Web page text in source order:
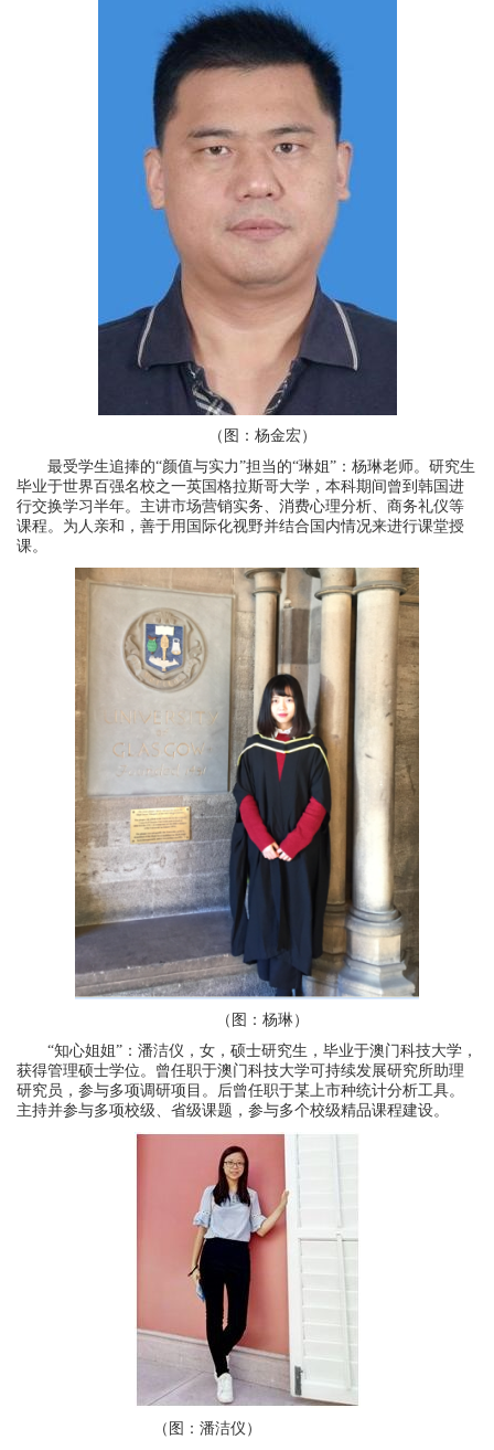
（图：杨金宏）
最受学生追捧的“颜值与实力”担当的“琳姐”：杨琳老师。研究生
毕业于世界百强名校之一英国格拉斯哥大学，本科期间曾到韩国进
行交换学习半年。主讲市场营销实务、消费心理分析、商务礼仪等
课程。为人亲和，善于用国际化视野并结合国内情况来进行课堂授
课。
（图：杨琳）
“知心姐姐”：潘洁仪，女，硕士研究生，毕业于澳门科技大学，
获得管理硕士学位。曾任职于澳门科技大学可持续发展研究所助理
研究员，参与多项调研项目。后曾任职于某上市种统计分析工具。
主持并参与多项校级、省级课题，参与多个校级精品课程建设。
（图：潘洁仪）